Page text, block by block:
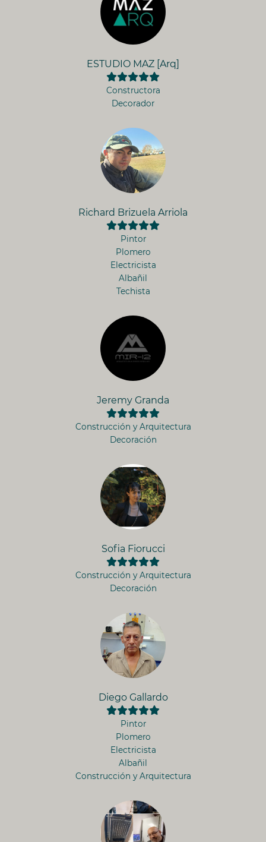
ESTUDIO MAZ [Arq]
Constructora
Decorador
Richard Brizuela Arriola
Pintor
Plomero
Electricista
Albañil
Techista
Jeremy Granda
Construcción y Arquitectura
Decoración
Sofia Fiorucci
Construcción y Arquitectura
Decoración
Diego Gallardo
Pintor
Plomero
Electricista
Albañil
Construcción y Arquitectura